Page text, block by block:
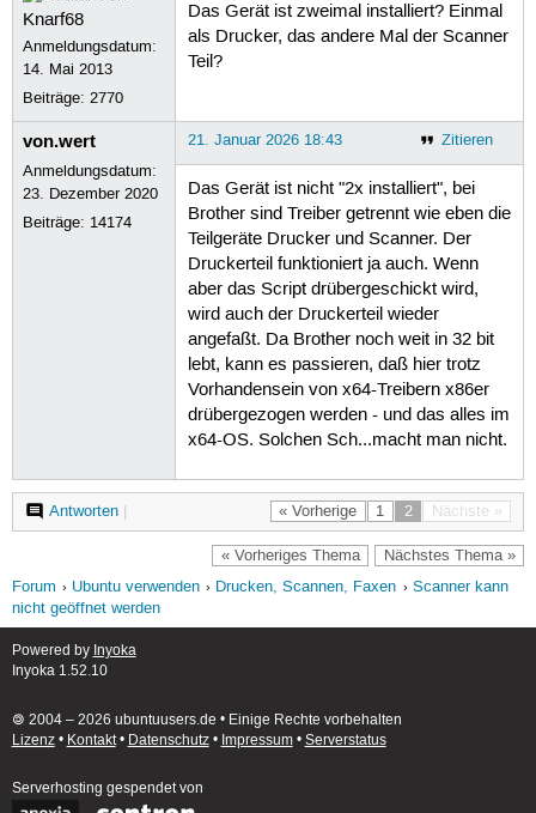
Anmeldungsdatum:
14. Mai 2013
Beiträge:2770
Das Gerät ist zweimal installiert? Einmal
als Drucker, das andere Mal der Scanner
Teil?
von.wert
Anmeldungsdatum:
23. Dezember 2020
Beiträge: 14174
Zitieren
21. Januar 2026 18:43
Das Gerät ist nicht "2x installiert", bei
Brother sind Treiber getrennt wie eben die
Teilgeräte Drucker und Scanner. Der
Druckerteil funktioniert ja auch. Wenn
aber das Script drübergeschickt wird,
wird auch der Druckerteil wieder
angefaßt. Da Brother noch weit in 32 bit
lebt, kann es passieren, daß hier trotz
Vorhandensein von x64-Treibern x86er
drübergezogen werden - und das alles im
x64-OS. Solchen Sch...macht man nicht.
« Vorherige 1 2 Nächste »
Antworten|
« Vorheriges Thema Nächstes Thema »
Forum Ubuntu verwenden Drucken, Scannen, Faxen
Scanner kann
nicht geöffnet werden
Powered by Inyoka
Inyoka 1.52.10
🄯 2004 – 2026 ubuntuusers.de • Einige Rechte vorbehalten
Lizenz• Kontakt• Datenschutz• Impressum• Serverstatus
Serverhosting gespendet von